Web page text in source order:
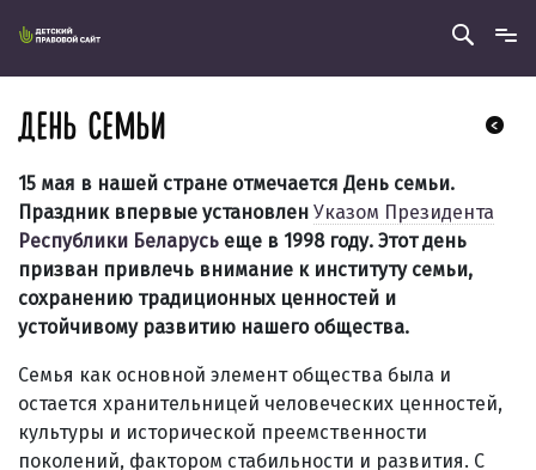
ДЕНЬ СЕМЬИ
15 мая в нашей стране отмечается День семьи.
Праздник впервые установлен Указом Президента
Республики Беларусь еще в 1998 году. Этот день
призван привлечь внимание к институту семьи,
сохранению традиционных ценностей и
устойчивому развитию нашего общества.
Семья как основной элемент общества была и
остается хранительницей человеческих ценностей,
культуры и исторической преемственности
поколений, фактором стабильности и развития. С